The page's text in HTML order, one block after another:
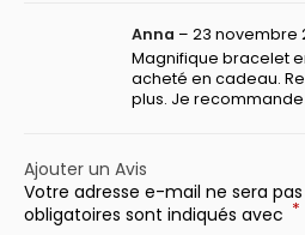
Anna – 23 novembre
Magnifique bracelet
acheté en cadeau.
plus. Je recommande
Ajouter un Avis
Votre adresse e-mail ne sera
obligatoires sont indiqués avec *